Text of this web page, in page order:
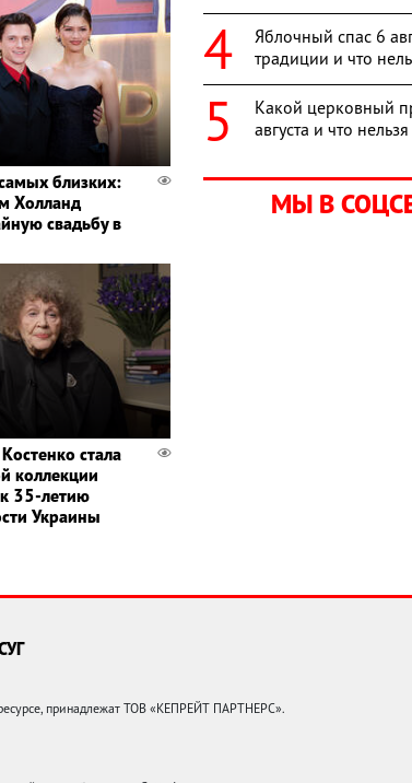
близких:
Холланд
свадьбу в
стала
коллекции
35-летию
Украины
Яблочный спас 6
традиции и что
Какой церковный
августа и что
МЫ В
принадлежат ТОВ «КЕПРЕЙТ ПАРТНЕРС».